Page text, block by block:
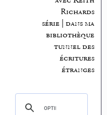
Richards
série | dans ma
bibliothèque
tunnel des
écritures
étranges